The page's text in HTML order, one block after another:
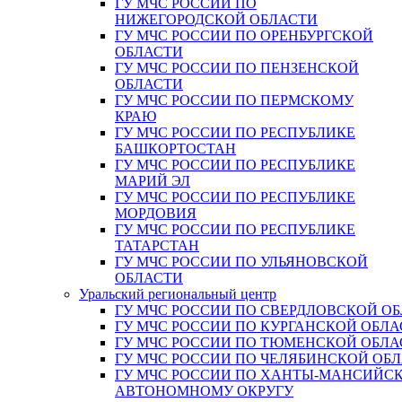
ГУ МЧС РОССИИ ПО
НИЖЕГОРОДСКОЙ ОБЛАСТИ
ГУ МЧС РОССИИ ПО ОРЕНБУРГСКОЙ
ОБЛАСТИ
ГУ МЧС РОССИИ ПО ПЕНЗЕНСКОЙ
ОБЛАСТИ
ГУ МЧС РОССИИ ПО ПЕРМСКОМУ
КРАЮ
ГУ МЧС РОССИИ ПО РЕСПУБЛИКЕ
БАШКОРТОСТАН
ГУ МЧС РОССИИ ПО РЕСПУБЛИКЕ
МАРИЙ ЭЛ
ГУ МЧС РОССИИ ПО РЕСПУБЛИКЕ
МОРДОВИЯ
ГУ МЧС РОССИИ ПО РЕСПУБЛИКЕ
ТАТАРСТАН
ГУ МЧС РОССИИ ПО УЛЬЯНОВСКОЙ
ОБЛАСТИ
Уральский региональный центр
ГУ МЧС РОССИИ ПО СВЕРДЛОВСКОЙ
ГУ МЧС РОССИИ ПО КУРГАНСКОЙ
ГУ МЧС РОССИИ ПО ТЮМЕНСКОЙ
ГУ МЧС РОССИИ ПО ЧЕЛЯБИНСКОЙ
ГУ МЧС РОССИИ ПО ХАНТЫ-
АВТОНОМНОМУ ОКРУГУ